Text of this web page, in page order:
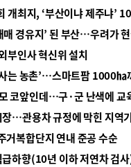
최지, ‘부산이냐 제주냐’
경유지’ 된 부산…우려가
부인사 혁신위 설치
…관용차 규정에 막힌 지역
복합단지 연내 준공 수순